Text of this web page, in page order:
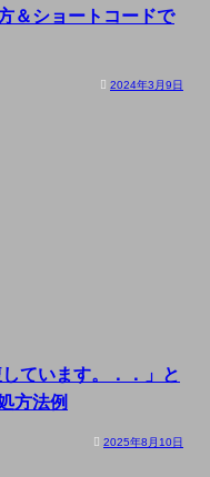
＆ショートコードで
2024年3月9日
ています。．．」と
方法例
2025年8月10日